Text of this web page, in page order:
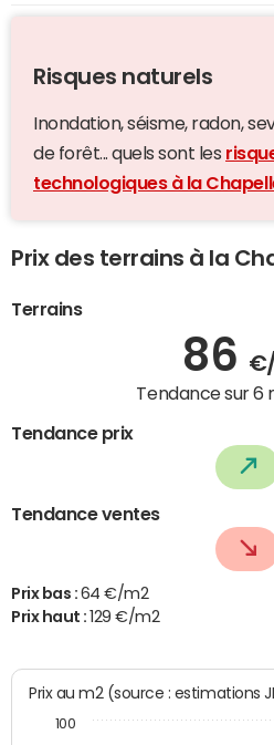
Risques naturels
Inondation, séisme, radon,
de forêt... quels sont les
technologiques à la
Prix des terrains à la
Terrains
86
Tendance sur 6
Tendance prix
Tendance ventes
Prix bas : 64 €/m2
Prix haut : 129 €/m2
Prix au m2 (source : estimations
100